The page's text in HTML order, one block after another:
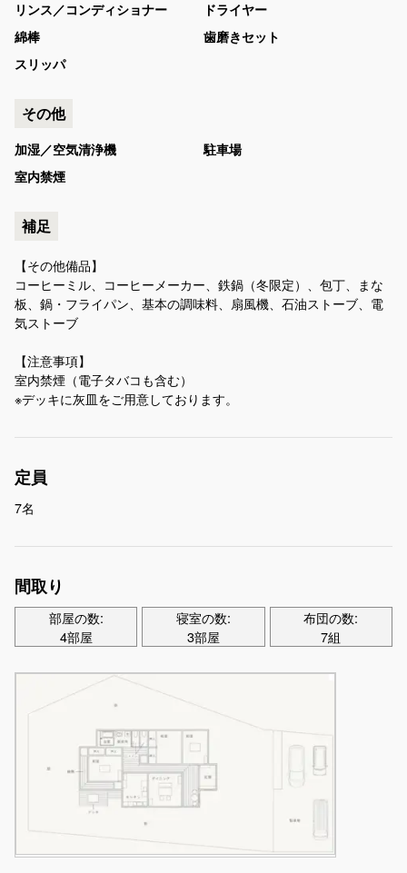
リンス／コンディショナー
ドライヤー
綿棒
歯磨きセット
スリッパ
その他
加湿／空気清浄機
駐車場
室内禁煙
補足
【その他備品】
コーヒーミル、コーヒーメーカー、鉄鍋（冬限定）、包丁、まな
板、鍋・フライパン、基本の調味料、扇風機、石油ストーブ、電
気ストーブ
【注意事項】
室内禁煙（電子タバコも含む）
※デッキに灰皿をご用意しております。
定員
7名
間取り
部屋の数:
4部屋
寝室の数:
3部屋
布団の数:
7組